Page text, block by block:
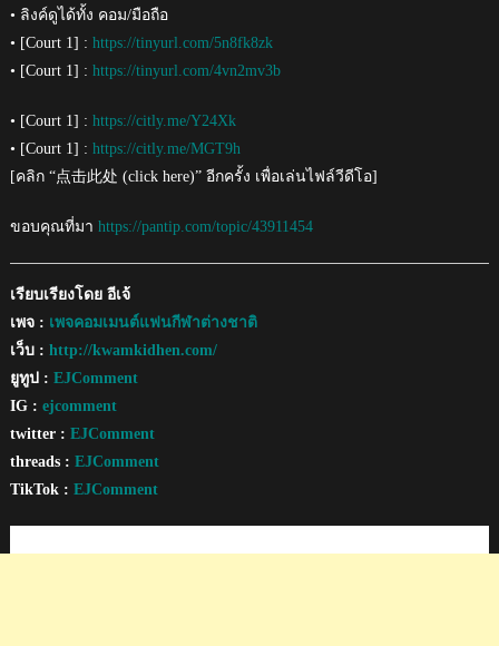
• ลิงค์ดูได้ทั้ง คอม/มือถือ
• [Court 1] : https://tinyurl.com/5n8fk8zk
• [Court 1] : https://tinyurl.com/4vn2mv3b
• [Court 1] : https://citly.me/Y24Xk
• [Court 1] : https://citly.me/MGT9h
[คลิก “点击此处 (click here)” อีกครั้ง เพื่อเล่นไฟล์วีดีโอ]
ขอบคุณที่มา https://pantip.com/topic/43911454
เรียบเรียงโดย อีเจ้
เพจ : เพจคอมเมนต์แฟนกีฬาต่างชาติ
เว็บ : http://kwamkidhen.com/
ยูทูป : EJComment
IG : ejcomment
twitter : EJComment
threads : EJComment
TikTok : EJComment